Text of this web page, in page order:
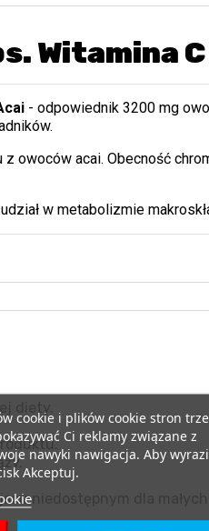
Witamina C
- odpowiednik 3200 mg
z owoców acai. Obecność
w metabolizmie
diety.
niedostępnym dla małych
cookie i plików cookie stron
Ci reklamy związane z
nawyki nawigacja. Aby
Akceptuj.